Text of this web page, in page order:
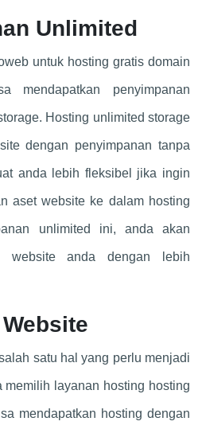
Unlimited
untuk hosting gratis domain
mendapatkan penyimpanan
Hosting unlimited storage
dengan penyimpanan tanpa
anda lebih fleksibel jika ingin
aset website ke dalam hosting
unlimited ini, anda akan
website anda dengan lebih
satu hal yang perlu menjadi
memilih layanan hosting hosting
mendapatkan hosting dengan